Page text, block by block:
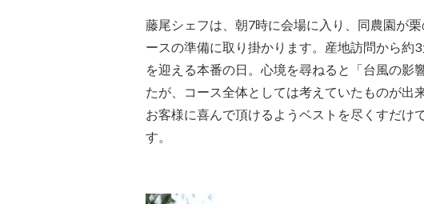
藤尾シェフは、朝7時に会場に入り、同農園が
ースの準備に取り掛かります。産地訪問から約
を迎える本番の日。心境を尋ねると「台風の影
たが、コース全体としては考えていたものが出
お客様に喜んで頂けるようベストを尽くすだけ
す。